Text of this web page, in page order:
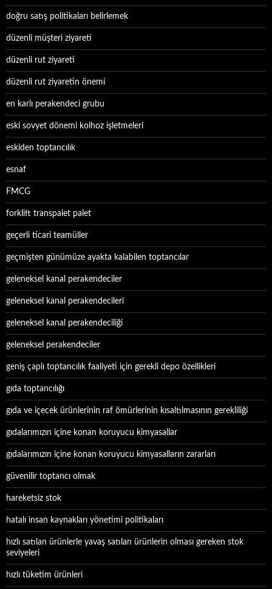
doğru satış politikaları belirlemek
düzenli müşteri ziyareti
düzenli rut ziyareti
düzenli rut ziyaretin önemi
en karlı perakendeci grubu
eski sovyet dönemi kolhoz işletmeleri
eskiden toptancılık
esnaf
FMCG
forklift transpalet palet
geçerli ticari teamüller
geçmişten günümüze ayakta kalabilen toptancılar
geleneksel kanal perakendeciler
geleneksel kanal perakendecileri
geleneksel kanal perakendeciliği
geleneksel perakendeciler
geniş çaplı toptancılık faaliyeti için gerekli depo özellikleri
gıda toptancılığı
gıda ve içecek ürünlerinin raf ömürlerinin kısaltılmasının gerekliliği
gıdalarımızın içine konan koruyucu kimyasallar
gıdalarımızın içine konan koruyucu kimyasalların zararları
güvenilir toptancı olmak
hareketsiz stok
hatalı insan kaynakları yönetimi politikaları
hızlı satılan ürünlerle yavaş satılan ürünlerin olması gereken stok
seviyeleri
hızlı tüketim ürünleri